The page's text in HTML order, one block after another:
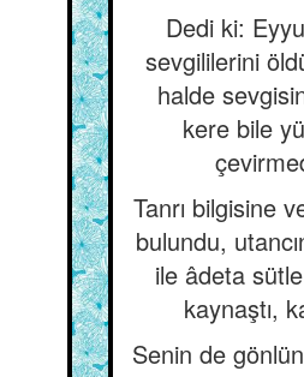
Dedi ki:
sevgililerini
halde
kere bile
Tanrı bilgisine
bulundu,
ile âdeta
kaynaştı,
Senin de